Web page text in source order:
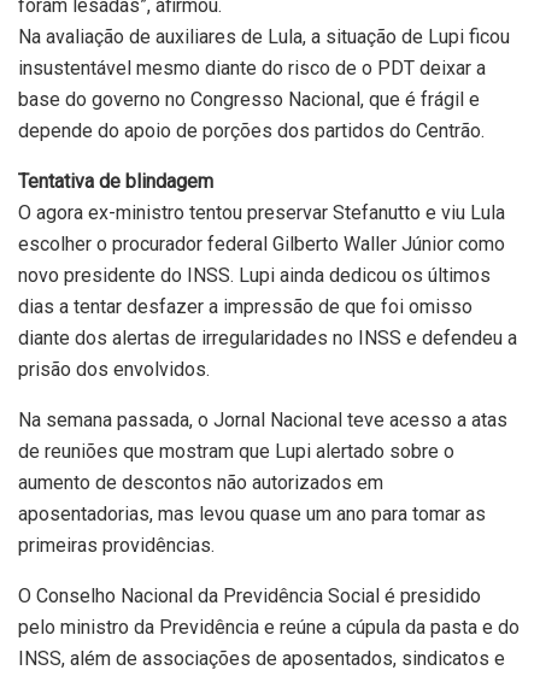
foram lesadas”, afirmou.
Na avaliação de auxiliares de Lula, a situação de Lupi ficou
insustentável mesmo diante do risco de o PDT deixar a
base do governo no Congresso Nacional, que é frágil e
depende do apoio de porções dos partidos do Centrão.
Tentativa de blindagem
O agora ex-ministro tentou preservar Stefanutto e viu Lula
escolher o procurador federal Gilberto Waller Júnior como
novo presidente do INSS. Lupi ainda dedicou os últimos
dias a tentar desfazer a impressão de que foi omisso
diante dos alertas de irregularidades no INSS e defendeu a
prisão dos envolvidos.
Na semana passada, o Jornal Nacional teve acesso a atas
de reuniões que mostram que Lupi alertado sobre o
aumento de descontos não autorizados em
aposentadorias, mas levou quase um ano para tomar as
primeiras providências.
O Conselho Nacional da Previdência Social é presidido
pelo ministro da Previdência e reúne a cúpula da pasta e do
INSS, além de associações de aposentados, sindicatos e